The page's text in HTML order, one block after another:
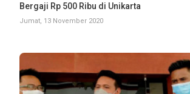
Bergaji Rp 500 Ribu di Unikarta
Jumat, 13 November 2020